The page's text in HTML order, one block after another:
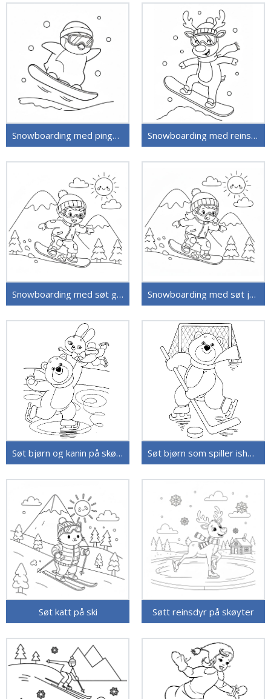
Snowboarding med pingvin Snowboarding med reinsdyr
Snowboarding med søt gutt Snowboarding med søt jente
Søt bjørn og kanin på skøyter Søt bjørn som spiller ishockey
Søt katt på ski Søtt reinsdyr på skøyter